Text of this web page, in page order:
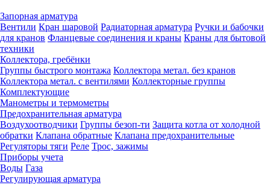
Запорная арматура
Вентили Кран шаровой Радиаторная арматура Ручки и бабочки
для кранов Фланцевые соединения и краны Краны для бытовой
техники
Коллектора, гребёнки
Группы быстрого монтажа Коллектора метал. без кранов
Коллектора метал. с вентилями Коллекторные группы
Комплектующие
Манометры и термометры
Предохранительная арматура
Воздухоотводчики Группы безоп-ти Защита котла от холодной
обратки Клапана обратные Клапана предохранительные
Регуляторы тяги Реле Трос, зажимы
Приборы учета
Воды Газа
Регулирующая арматура